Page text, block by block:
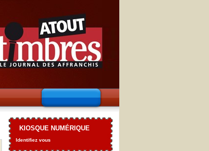
KIOSQUE NUMÉRIQUE
Identifiez vous